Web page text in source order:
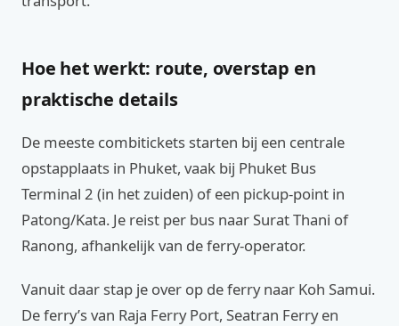
Hoe het werkt: route, overstap en
praktische details
De meeste combitickets starten bij een centrale
opstapplaats in Phuket, vaak bij Phuket Bus
Terminal 2 (in het zuiden) of een pickup-point in
Patong/Kata. Je reist per bus naar Surat Thani of
Ranong, afhankelijk van de ferry-operator.
Vanuit daar stap je over op de ferry naar Koh Samui.
De ferry’s van Raja Ferry Port, Seatran Ferry en